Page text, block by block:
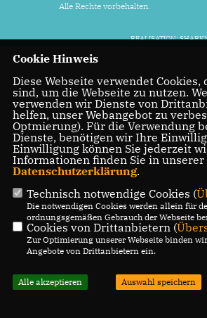
Alle Rechte vorbehalten.
REALISATION:
Cookie Hinweis
Diese Webseite verwendet Cookies,
sind, um die Webseite zu nutzen.
verwenden wir Dienste von
helfen, unser Webangebot zu
Optmierung). Für die Verwendung
Dienste, benötigen wir Ihre
Einwilligung können Sie jederzeit
Informationen finden Sie in unserer
Datenschutzerklärung.
Technisch notwendige Cookies (
Die notwendigen Cookies werden allein für
ordnungsgemäßen Gebrauch der Webseite
Cookies von Drittanbietern (
Zur Optimierung unserer Webseite binden
Angebote von Drittanbietern ein.
Alle akzeptieren Auswahl speichern